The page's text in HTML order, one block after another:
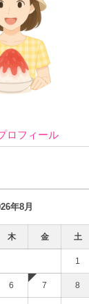
ロフィール
年8月
木 金 土
1
6 7 8